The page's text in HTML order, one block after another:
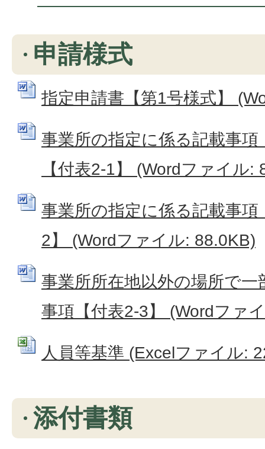
申請様式
指定申請書【第1号様式】
事業所の指定に係る記載事項
【付表2-1】 (Wordファイル:
事業所の指定に係る記載事項
2】 (Wordファイル: 88.0KB)
事業所所在地以外の場所で
事項【付表2-3】 (Wordファ
人員等基準 (Excelファイル:
添付書類